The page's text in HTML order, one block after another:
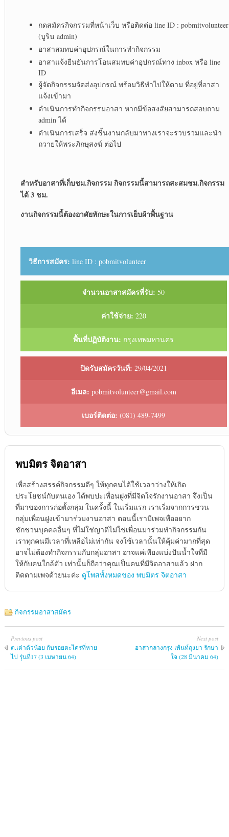
กดสมัครกิจกรรมที่หน้าเว็บ หรือติดต่อ line ID : pobmitvolunteer
(บูริน admin)
อาสาสมทบค่าอุปกรณ์ในการทำกิจกรรม
อาสาแจ้งยืนยันการโอนสมทบค่าอุปกรณ์ทาง inbox หรือ line
ID
ผู้จัดกิจกรรมจัดส่งอุปกรณ์ พร้อมวิธีทำไปให้ตาม ที่อยู่ที่อาสา
แจ้งเข้ามา
ดำเนินการทำกิจกรรมอาสา หากมีข้อสงสัยสามารถสอบถาม
admin ได้
ดำเนินการเสร็จ ส่งชิ้นงานกลับมาทางเราจะรวบรวมและนำ
ถวายให้พระภิกษุสงฆ์ ต่อไป
สำหรับอาสาที่เก็บชม.กิจกรรม กิจกรรมนี้สามารถสะสมชม.กิจกรรม
ได้3 ชม.
งานกิจกรรมนี้ต้องอาศัยทักษะในการเย็บผ้าพื้นฐาน
วิธีการสมัคร: line ID : pobmitvolunteer
จำนวนอาสาสมัครที่รับ: 50
ค่าใช้จ่าย: 220
พื้นที่ปฏิบัติงาน: กรุงเทพมหานคร
ปิดรับสมัครวันที่: 29/04/2021
อีเมล: pobmitvolunteer@gmail.com
เบอร์ติดต่อ: (081) 489-7499
พบมิตร จิตอาสา
เพื่อสร้างสรรค์กิจกรรมดีๆ ให้ทุกคนได้ใช้เวลาว่างให้เกิด
ประโยชน์กับตนเอง ได้พบปะเพื่อนฝูงที่มีจิตใจรักงานอาสา จึงเป็น
ที่มาของการก่อตั้งกลุ่ม ในครั้งนี้ ในเริ่มแรก เราเริ่มจากการชวน
กลุ่มเพื่อนฝูงเข้ามาร่วมงานอาสา ตอนนี้เรามีเพจเพื่ออยาก
ชักชวนบุคคลอื่นๆ ที่ไม่ใช่ญาติไม่ใช่เพื่อนมาร่วมทำกิจกรรมกัน
เราทุกคนมีเวลาที่เหลือไม่เท่ากัน จงใช้เวลานั้นให้คุ้มค่ามากที่สุด
อาจไม่ต้องทำกิจกรรมกับกลุ่มอาสา อาจแค่เพียงแบ่งปันน้ำใจที่มี
ให้กับคนใกล้ตัว เท่านั้นก็ถือว่าคุณเป็นคนที่มีจิตอาสาแล้ว ฝาก
ติดตามเพจด้วยนะค่ะ ดูโพสทั้งหมดของ พบมิตร จิตอาสา
กิจกรรมอาสาสมัคร
Previous post
ต.เต่าตัวน้อย กับรอยตะไคร่ที่หาย
ไป รุ่นที่17 (3 เมษายน 64)
Next post
อาสากลางกรุง เพ้นท์ถุงยา รักษา
ใจ (28 มีนาคม 64)